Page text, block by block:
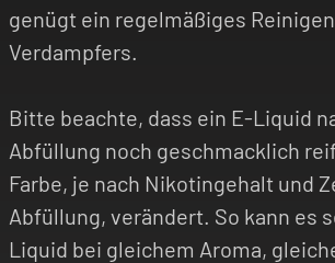
genügt ein regelmäßiges
Verdampfers.
Bitte beachte, dass ein E-Liquid
Abfüllung noch geschmacklich
Farbe, je nach Nikotingehalt und
Abfüllung, verändert. So kann es
Liquid bei gleichem Aroma,